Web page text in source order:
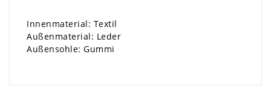
Innenmaterial: Textil
Außenmaterial: Leder
Außensohle: Gummi